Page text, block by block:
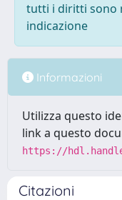
tutti i diritti sono
indicazione
Informazioni
Utilizza questo
link a questo
https://
Citazioni